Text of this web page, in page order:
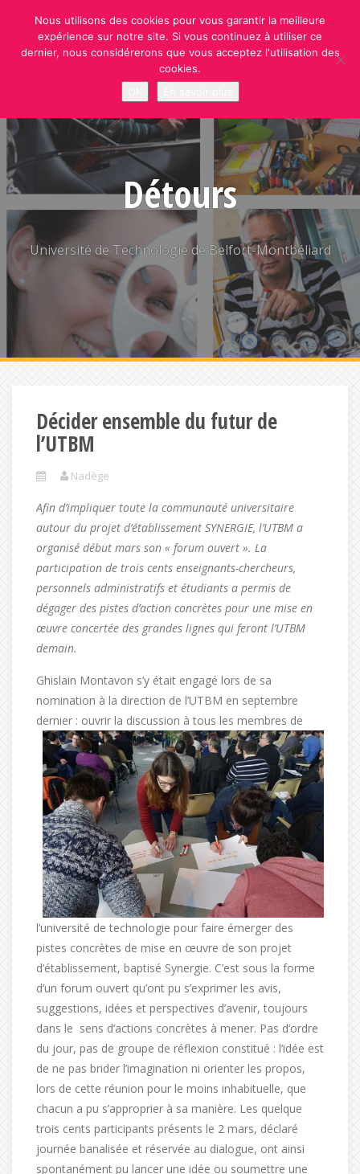
content
Détours
Université de Technologie de Belfort-Montbéliard
Décider ensemble du futur de
l’UTBM
Nadège
Afin d’impliquer toute la communauté universitaire
autour du projet d’établissement SYNERGIE, l’UTBM a
organisé début mars son « forum ouvert ». La
participation de trois cents enseignants-chercheurs,
personnels administratifs et étudiants a permis de
dégager des pistes d’action concrètes pour une mise en
œuvre concertée des grandes lignes qui feront l’UTBM
demain.
Ghislain Montavon s’y était engagé lors de sa
nomination à la direction de l’UTBM en septembre
dernier : ouvrir la discussion à tous les membres de
l’université de technologie pour faire émerger des
pistes concrètes de mise en œuvre de son projet
d’établissement, baptisé Synergie. C’est sous la forme
d’un forum ouvert qu’ont pu s’exprimer les avis,
suggestions, idées et perspectives d’avenir, toujours
dans le sens d’actions concrètes à mener. Pas d’ordre
du jour, pas de groupe de réflexion constitué : l’idée est
de ne pas brider l’imagination ni orienter les propos,
lors de cette réunion pour le moins inhabituelle, que
chacun a pu s’approprier à sa manière. Les quelque
trois cents participants présents le 2 mars, déclaré
journée banalisée et réservée au dialogue, ont ainsi
spontanément pu lancer une idée ou soumettre une
Nous utilisons des cookies pour vous garantir la meilleure
expérience sur notre site. Si vous continuez à utiliser ce
dernier, nous considérerons que vous acceptez l'utilisation des
cookies.